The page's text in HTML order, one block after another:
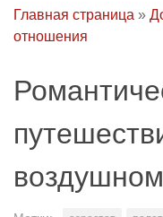
Главная страница »
отношения